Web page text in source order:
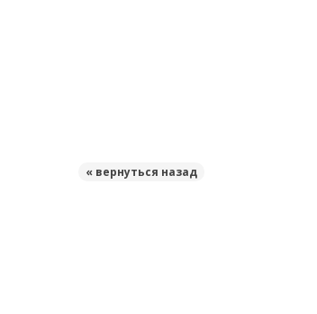
« вернуться назад